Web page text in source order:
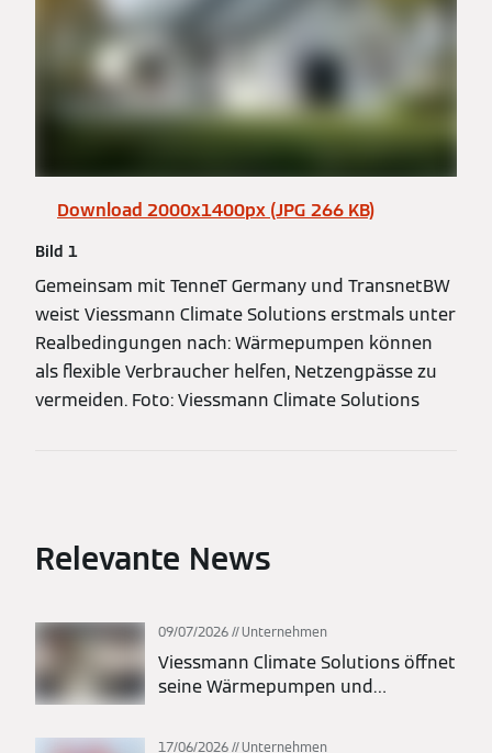
Download 2000x1400px (JPG 266 KB)
Bild 1
Gemeinsam mit TenneT Germany und TransnetBW
weist Viessmann Climate Solutions erstmals unter
Realbedingungen nach: Wärmepumpen können
als flexible Verbraucher helfen, Netzengpässe zu
vermeiden. Foto: Viessmann Climate Solutions
Relevante News
09/07/2026 Unternehmen
Viessmann Climate Solutions öffnet
seine Wärmepumpen und
17/06/2026 Unternehmen